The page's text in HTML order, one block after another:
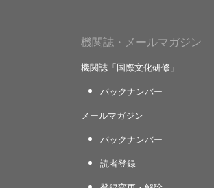
機関誌・メールマガジン
機関誌「国際文化研修」
バックナンバー
メールマガジン
バックナンバー
読者登録